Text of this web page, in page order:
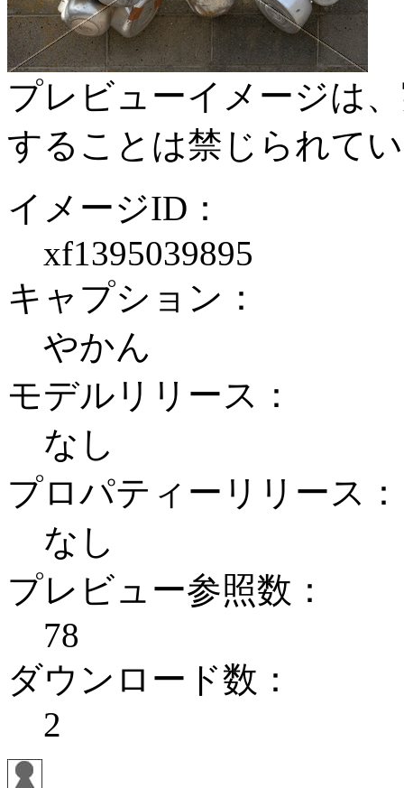
プレビューイメージは
することは禁じられて
イメージID：
xf1395039895
キャプション：
やかん
モデルリリース：
なし
プロパティーリリース：
なし
プレビュー参照数：
78
ダウンロード数：
2